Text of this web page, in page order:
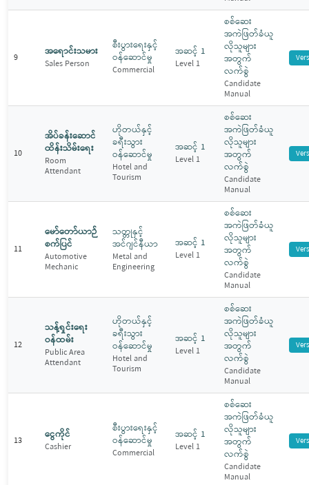
9 အရောင်းသမား
Sales Person
စီးပွားရေးနှင့်
ဝန်ဆောင်မှု
Commercial
အဆင့် 1
Level 1
စစ်ဆေး
အကဲဖြတ်ခံယူ
လိုသူများ
အတွက်
လက်စွဲ
Candidate
Manual
10
အိပ်ခန်းဆောင်
ထိန်းသိမ်းရေး
Room
Attendant
ဟိုတယ်နှင့်
ခရီးသွား
ဝန်ဆောင်မှု
Hotel and
Tourism
အဆင့် 1
Level 1
စစ်ဆေး
အကဲဖြတ်ခံယူ
လိုသူများ
အတွက်
လက်စွဲ
Candidate
Manual
11
မော်တော်ယာဉ်
စက်ပြင်
Automotive
Mechanic
သတ္တုနှင့်
အင်ဂျင်နီယာ
Metal and
Engineering
အဆင့် 1
Level 1
စစ်ဆေး
အကဲဖြတ်ခံယူ
လိုသူများ
အတွက်
လက်စွဲ
Candidate
Manual
12
သန့်ရှင်းရေး
ဝန်ထမ်း
Public Area
Attendant
ဟိုတယ်နှင့်
ခရီးသွား
ဝန်ဆောင်မှု
Hotel and
Tourism
အဆင့် 1
Level 1
စစ်ဆေး
အကဲဖြတ်ခံယူ
လိုသူများ
အတွက်
လက်စွဲ
Candidate
Manual
13 ငွေကိုင်
Cashier
စီးပွားရေးနှင့်
ဝန်ဆောင်မှု
Commercial
အဆင့် 1
Level 1
စစ်ဆေး
အကဲဖြတ်ခံယူ
လိုသူများ
အတွက်
လက်စွဲ
Candidate
Manual